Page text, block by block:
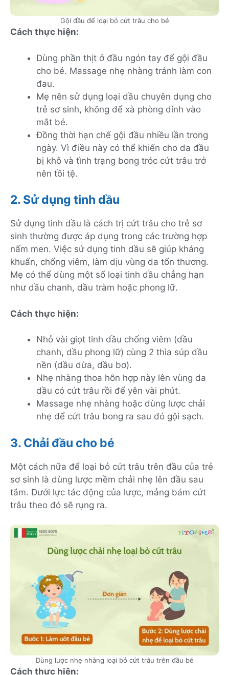
Gội đầu để loại bỏ cứt trâu cho bé
Cách thực hiện:
Dùng phần thịt ở đầu ngón tay để gội đầu
cho bé. Massage nhẹ nhàng tránh làm con
đau.
Mẹ nên sử dụng loại dầu chuyên dụng cho
trẻ sơ sinh, không để xà phòng dính vào
mắt bé.
Đồng thời hạn chế gội đầu nhiều lần trong
ngày. Vì điều này có thể khiến cho da đầu
bị khô và tình trạng bong tróc cứt trâu trở
nên tồi tệ.
2. Sử dụng tinh dầu
Sử dụng tinh dầu là cách trị cứt trâu cho trẻ sơ
sinh thường được áp dụng trong các trường hợp
nấm men. Việc sử dụng tinh dầu sẽ giúp kháng
khuẩn, chống viêm, làm dịu vùng da tổn thương.
Mẹ có thể dùng một số loại tinh dầu chẳng hạn
như dầu chanh, dầu tràm hoặc phong lữ.
Cách thực hiện:
Nhỏ vài giọt tinh dầu chống viêm (dầu
chanh, dầu phong lữ) cùng 2 thìa súp dầu
nền (dầu dừa, dầu bơ).
Nhẹ nhàng thoa hỗn hợp này lên vùng da
dầu có cứt trâu rồi để yên vài phút.
Massage nhẹ nhàng hoặc dùng lược chải
nhẹ để cứt trâu bong ra sau đó gội sạch.
3. Chải đầu cho bé
Một cách nữa để loại bỏ cứt trâu trên đầu của trẻ
sơ sinh là dùng lược mềm chải nhẹ lên đầu sau
tắm. Dưới lực tác động của lược, mảng bám cứt
trâu theo đó sẽ rụng ra.
Dùng lược nhẹ nhàng loại bỏ cứt trâu trên đầu bé
Cách thực hiện: